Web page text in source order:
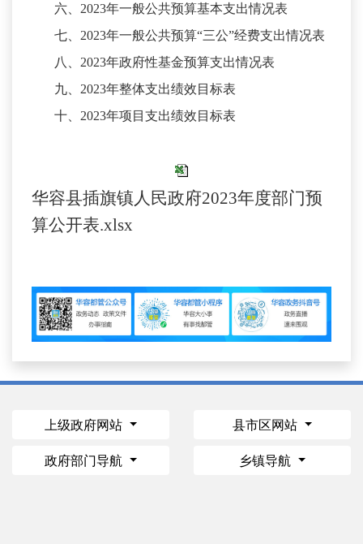
六、 2023年一般公共预算基本支出情况表
七、 2023年一般公共预算“三公”经费支出情况表
八、 2023年政府性基金预算支出情况表
九、 2023年整体支出绩效目标表
十、 2023年项目支出绩效目标表
华容县插旗镇人民政府2023年度部门预
算公开表.xlsx
上级政府网站 县市区网站
政府部门导航 乡镇导航